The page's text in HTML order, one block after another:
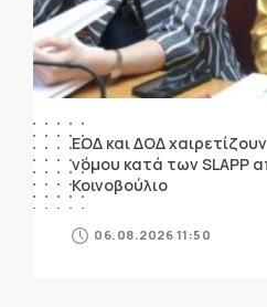
ΕΟΔ και ΔΟΔ
νόμου κατά των SLAPP
Κοινοβούλιο
06.08.2026 11:50